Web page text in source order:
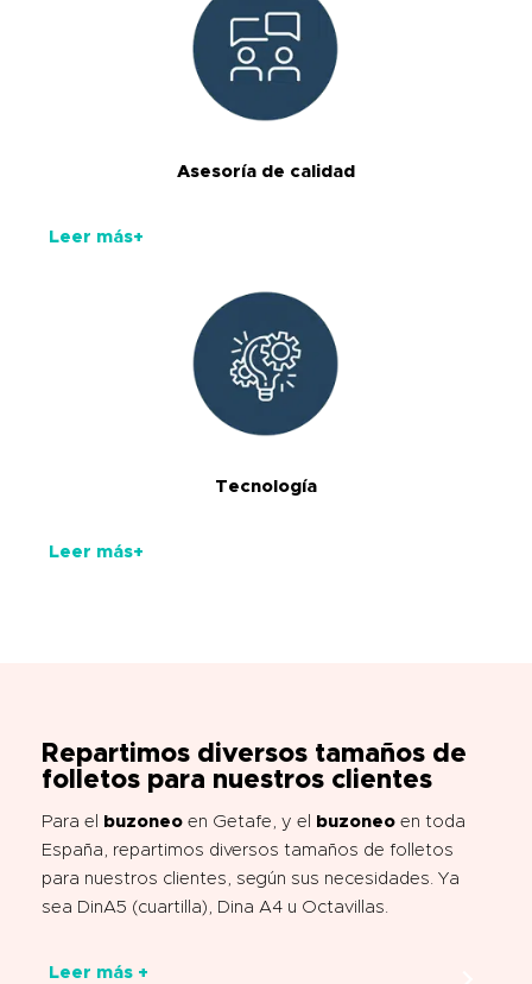
Asesoría de calidad
Leer más+
Tecnología
Leer más+
Repartimos diversos tamaños de
folletos para nuestros clientes
Para el buzoneo en Getafe, y el buzoneo en toda
España, repartimos diversos tamaños de folletos
para nuestros clientes, según sus necesidades. Ya
sea DinA5 (cuartilla), Dina A4 u Octavillas.
Leer más +